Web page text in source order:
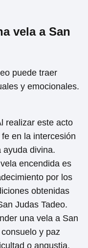
vela a San
puede traer
y emocionales.
realizar este acto
en la intercesión
ayuda divina.
encendida es
por los
obtenidas
Judas Tadeo.
una vela a San
y paz
o angustia.